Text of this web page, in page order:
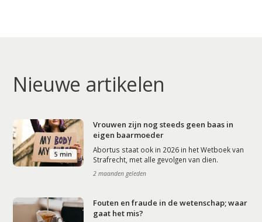
Nieuwe artikelen
5 min
Vrouwen zijn nog steeds geen baas in
eigen baarmoeder
Abortus staat ook in 2026 in het Wetboek van
Strafrecht, met alle gevolgen van dien.
2 maanden geleden
Fouten en fraude in de wetenschap; waar
gaat het mis?